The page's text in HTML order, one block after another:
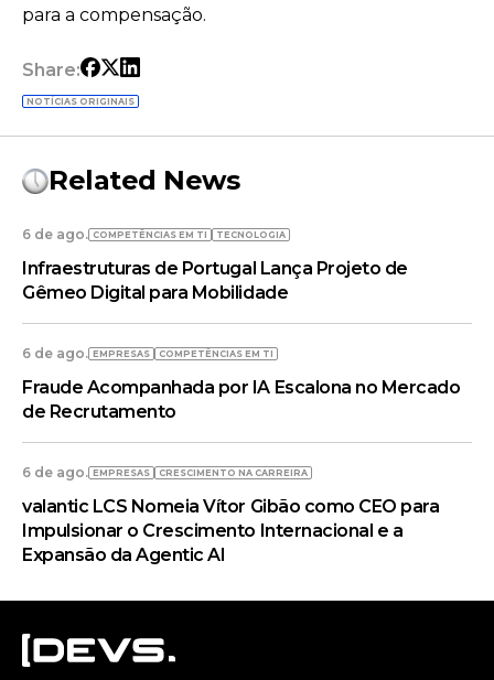
para a compensação.
Share:
NOTÍCIAS ORIGINAIS
Related News
6 de ago. COMPETÊNCIAS EM TI TECNOLOGIA
Infraestruturas de Portugal Lança Projeto de
Gêmeo Digital para Mobilidade
6 de ago. EMPRESAS COMPETÊNCIAS EM TI
Fraude Acompanhada por IA Escalona no Mercado
de Recrutamento
6 de ago. EMPRESAS CRESCIMENTO NA CARREIRA
valantic LCS Nomeia Vítor Gibão como CEO para
Impulsionar o Crescimento Internacional e a
Expansão da Agentic AI